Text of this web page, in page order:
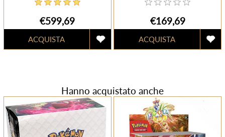
€599,69 €169,69
Hanno acquistato anche